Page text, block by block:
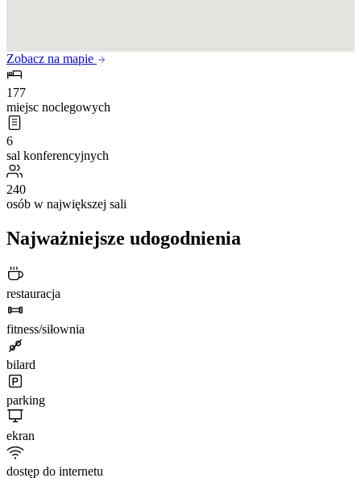
Zobacz na mapie
177
miejsc noclegowych
6
sal konferencyjnych
240
osób w największej sali
Najważniejsze udogodnienia
restauracja
fitness/siłownia
bilard
parking
ekran
dostęp do internetu